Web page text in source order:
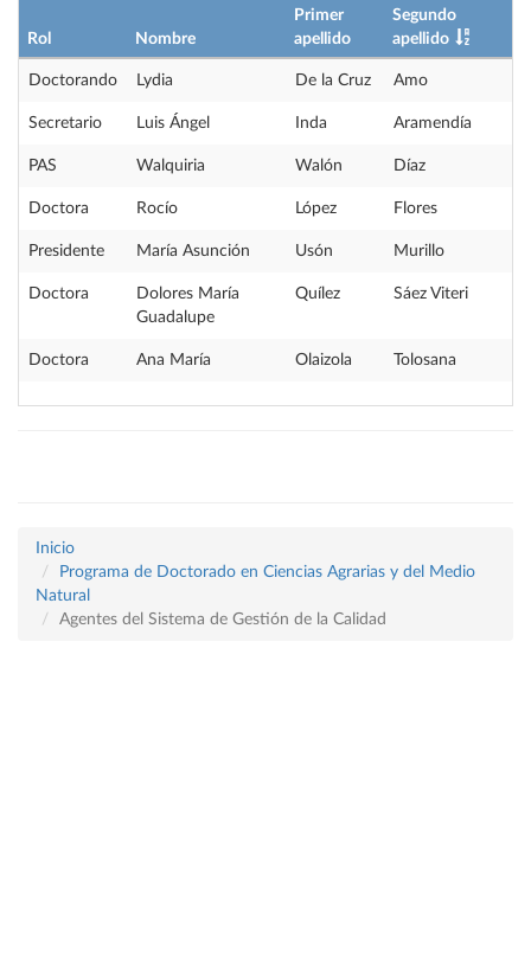
Rol Nombre
Primer
apellido
Segundo
apellido
Doctorando Lydia De la Cruz Amo
Secretario Luis Ángel Inda Aramendía
PAS Walquiria Walón Díaz
Doctora Rocío López Flores
Presidente María Asunción Usón Murillo
Doctora
Dolores María
Guadalupe
Quílez Sáez Viteri
Doctora Ana María Olaizola Tolosana
Inicio
Programa de Doctorado en Ciencias Agrarias y del Medio
Natural
Agentes del Sistema de Gestión de la Calidad